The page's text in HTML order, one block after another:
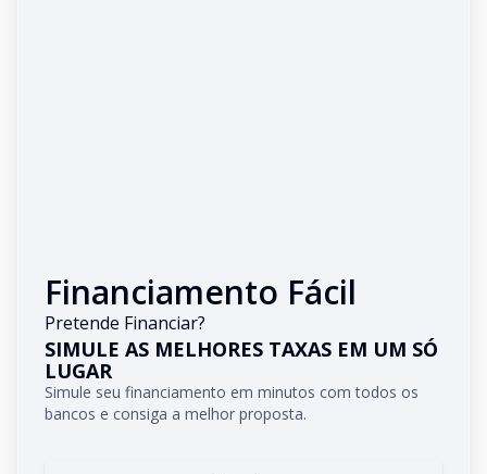
Financiamento Fácil
Pretende Financiar?
SIMULE AS MELHORES TAXAS EM UM SÓ
LUGAR
Simule seu financiamento em minutos com todos os
bancos e consiga a melhor proposta.